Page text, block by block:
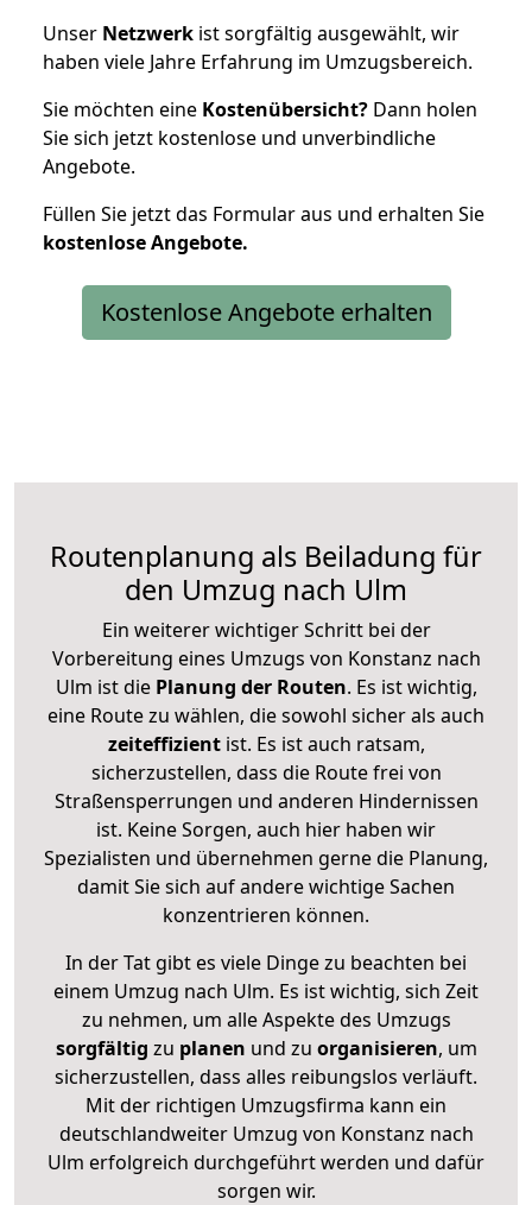
Unser Netzwerk ist sorgfältig ausgewählt, wir
haben viele Jahre Erfahrung im Umzugsbereich.
Sie möchten eine Kostenübersicht? Dann holen
Sie sich jetzt kostenlose und unverbindliche
Angebote.
Füllen Sie jetzt das Formular aus und erhalten Sie
kostenloseAngebote.
Kostenlose Angebote erhalten
Routenplanung als Beiladung für
den Umzug nach Ulm
Ein weiterer wichtiger Schritt bei der
Vorbereitung eines Umzugs von Konstanz nach
Ulm ist diePlanung der Routen. Es ist wichtig,
eine Route zu wählen, die sowohl sicher als auch
zeiteffizientist. Es ist auch ratsam,
sicherzustellen, dass die Route frei von
Straßensperrungen und anderen Hindernissen
ist. Keine Sorgen, auch hier haben wir
Spezialisten und übernehmen gerne die Planung,
damit Sie sich auf andere wichtige Sachen
konzentrieren können.
In der Tat gibt es viele Dinge zu beachten bei
einem Umzug nach Ulm. Es ist wichtig, sich Zeit
zu nehmen, um alle Aspekte des Umzugs
sorgfältig zu planen und zu organisieren, um
sicherzustellen, dass alles reibungslos verläuft.
Mit der richtigen Umzugsfirma kann ein
deutschlandweiter Umzug von Konstanz nach
Ulm erfolgreich durchgeführt werden und dafür
sorgen wir.